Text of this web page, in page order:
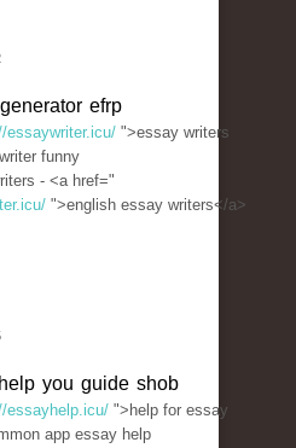
efrp
essaywriter.icu/ ">essay writers
funny
- <a href="
">english essay writers</a>
you guide shob
essayhelp.icu/ ">help for essay
app essay help